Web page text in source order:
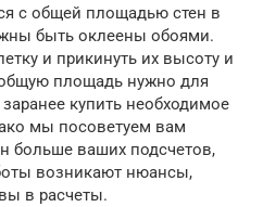
с общей площадью стен в
быть оклеены обоями.
и прикинуть их высоту и
площадь нужно для
купить необходимое
мы посоветуем вам
больше ваших подсчетов,
возникают нюансы,
в расчеты.